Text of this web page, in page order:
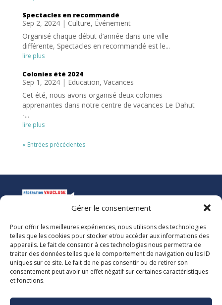
Gérer le consentement
Pour offrir les meilleures expériences, nous utilisons des technologies
telles que les cookies pour stocker et/ou accéder aux informations des
appareils. Le fait de consentir à ces technologies nous permettra de
traiter des données telles que le comportement de navigation ou les ID
uniques sur ce site. Le fait de ne pas consentir ou de retirer son
consentement peut avoir un effet négatif sur certaines caractéristiques
et fonctions.
Spectacles en recommandé
Sep 2, 2024| Culture, Événement
Organisé chaque début d’année dans une ville
différente, Spectacles en recommandé est le...
lire plus
Colonies été 2024
Sep 1, 2024| Education, Vacances
Cet été, nous avons organisé deux colonies
apprenantes dans notre centre de vacances Le Dahut
-...
lire plus
« Entrées précédentes
La Ligue de l’Enseignement
Fédération des Œuvres Laïques de Vaucluse
Nous vous accueillons dans nos locaux du lundi au jeudi de 08h00 à 12h30
et de 13h30 à 17h00. Le standard téléphonique est ouvert le vendredi de
08h00 à 12h30 et de 13h30 à 16h00.